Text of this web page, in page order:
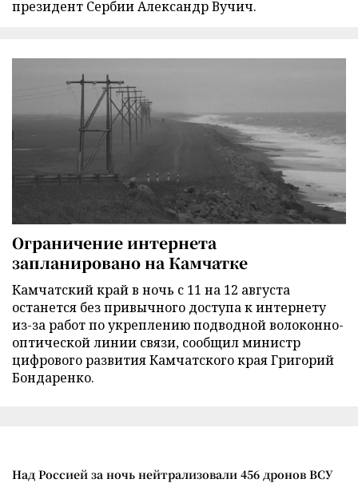
президент Сербии Александр Вучич.
Ограничение интернета
запланировано на Камчатке
Камчатский край в ночь с 11 на 12 августа
останется без привычного доступа к интернету
из-за работ по укреплению подводной волоконно-
оптической линии связи, сообщил министр
цифрового развития Камчатского края Григорий
Бондаренко.
Над Россией за ночь нейтрализовали 456 дронов ВСУ